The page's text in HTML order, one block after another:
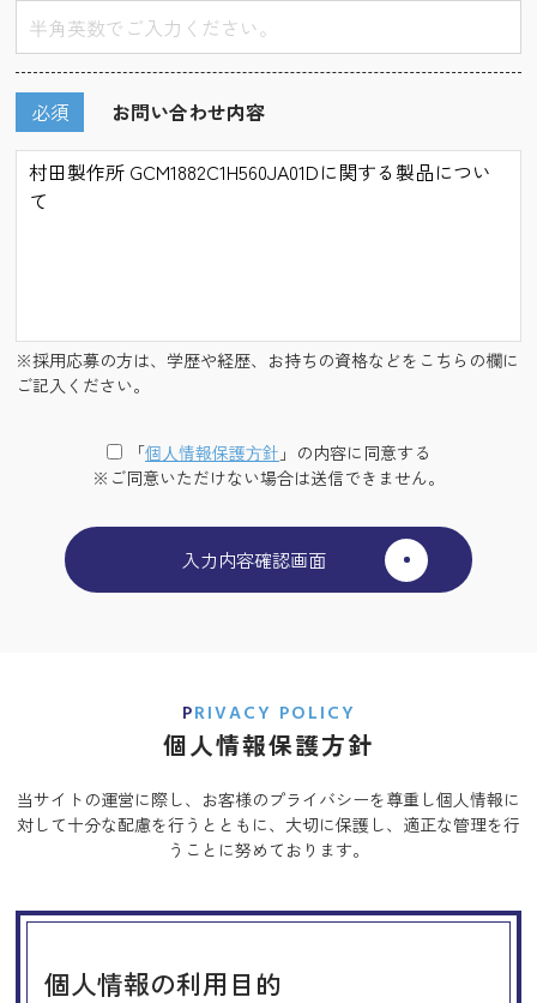
お問い合わせ内容
必須
※採用応募の方は、学歴や経歴、お持ちの資格などをこちらの欄に
ご記入ください。
「個⼈情報保護⽅針 」の内容に同意する
※ご同意いただけない場合は送信できません。
PRIVACY POLICY
個人情報保護方針
当サイトの運営に際し、お客様のプライバシーを尊重し個人情報に
対して十分な配慮を行うとともに、 大切に保護し、適正な管理を行
うことに努めております。
個人情報の利用目的